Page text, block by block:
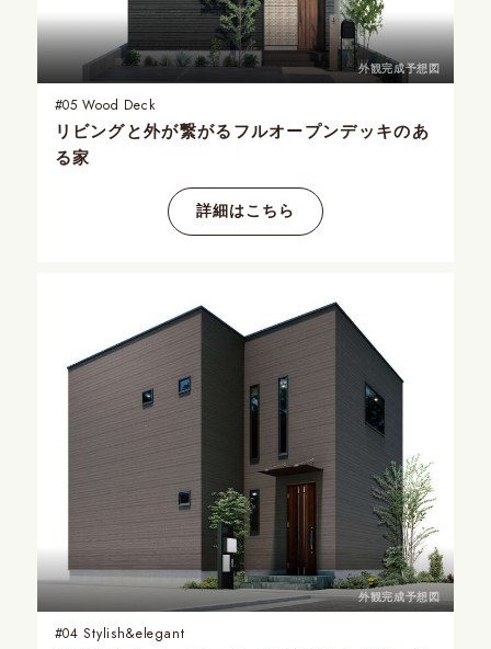
外観完成予想図
#05 Wood Deck
リビングと外が繋がる フルオープンデッキのあ
る家
詳細はこちら
外観完成予想図
#04 Stylish&elegant